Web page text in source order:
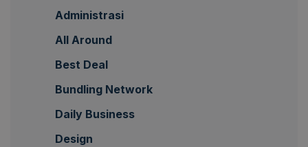
Administrasi
All Around
Best Deal
Bundling Network
Daily Business
Design